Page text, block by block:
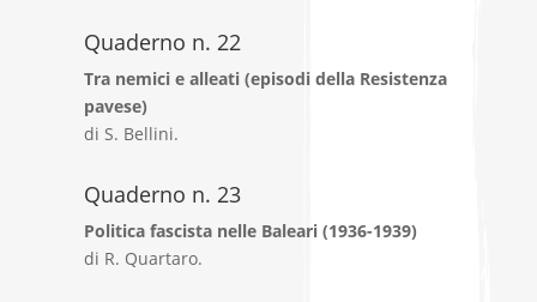
Quaderno n. 22
Tra nemici e alleati (episodi della Resistenza
pavese)
di S. Bellini.
Quaderno n. 23
Politica fascista nelle Baleari (1936-1939)
di R. Quartaro.